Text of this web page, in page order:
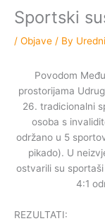
Sportski
/ Objave / By
Povodom
prostorijama
26. tradicionalni
osoba s
održano u 5
pikado). U
ostvarili su
4:1
REZULTATI: